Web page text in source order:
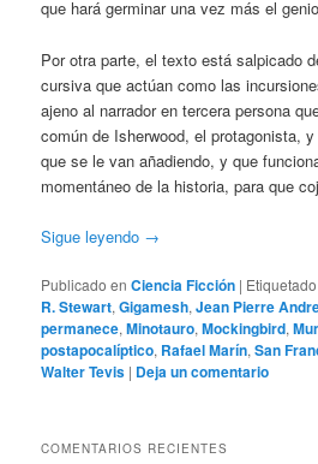
que hará germinar una vez más el
Por otra parte, el texto está salpicado
cursiva que actúan como las
ajeno al narrador en tercera persona
común de Isherwood, el protagonista,
que se le van añadiendo, y que
momentáneo de la historia, para que
Sigue leyendo →
Publicado en Ciencia Ficción | Etiquetado
R. Stewart,Gigamesh,Jean Pierre
permanece,Minotauro,Mockingbird,
postapocalíptico, Rafael Marín,San
Walter Tevis | Deja un comentario
COMENTARIOS RECIENTES